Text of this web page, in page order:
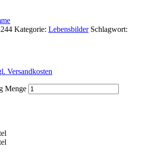
Kategorie: Lebensbilder Schlagwort:
Versandkosten
Menge